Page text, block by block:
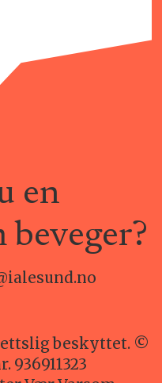
en
beskyttet. ©
936911323